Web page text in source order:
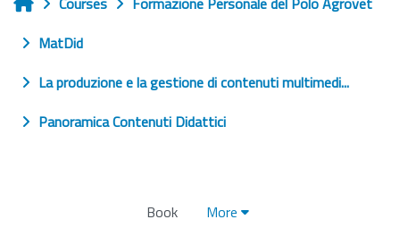
MatDid
La produzione e la gestione di contenuti multimedi...
Panoramica Contenuti Didattici
Book More